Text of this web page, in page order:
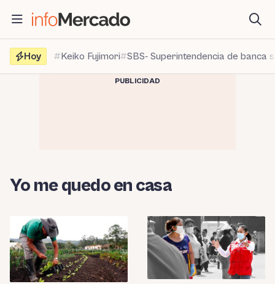
contenido
Hoy
Keiko Fujimori SBS- Superintendencia de banca
PUBLICIDAD
Yo me quedo en casa